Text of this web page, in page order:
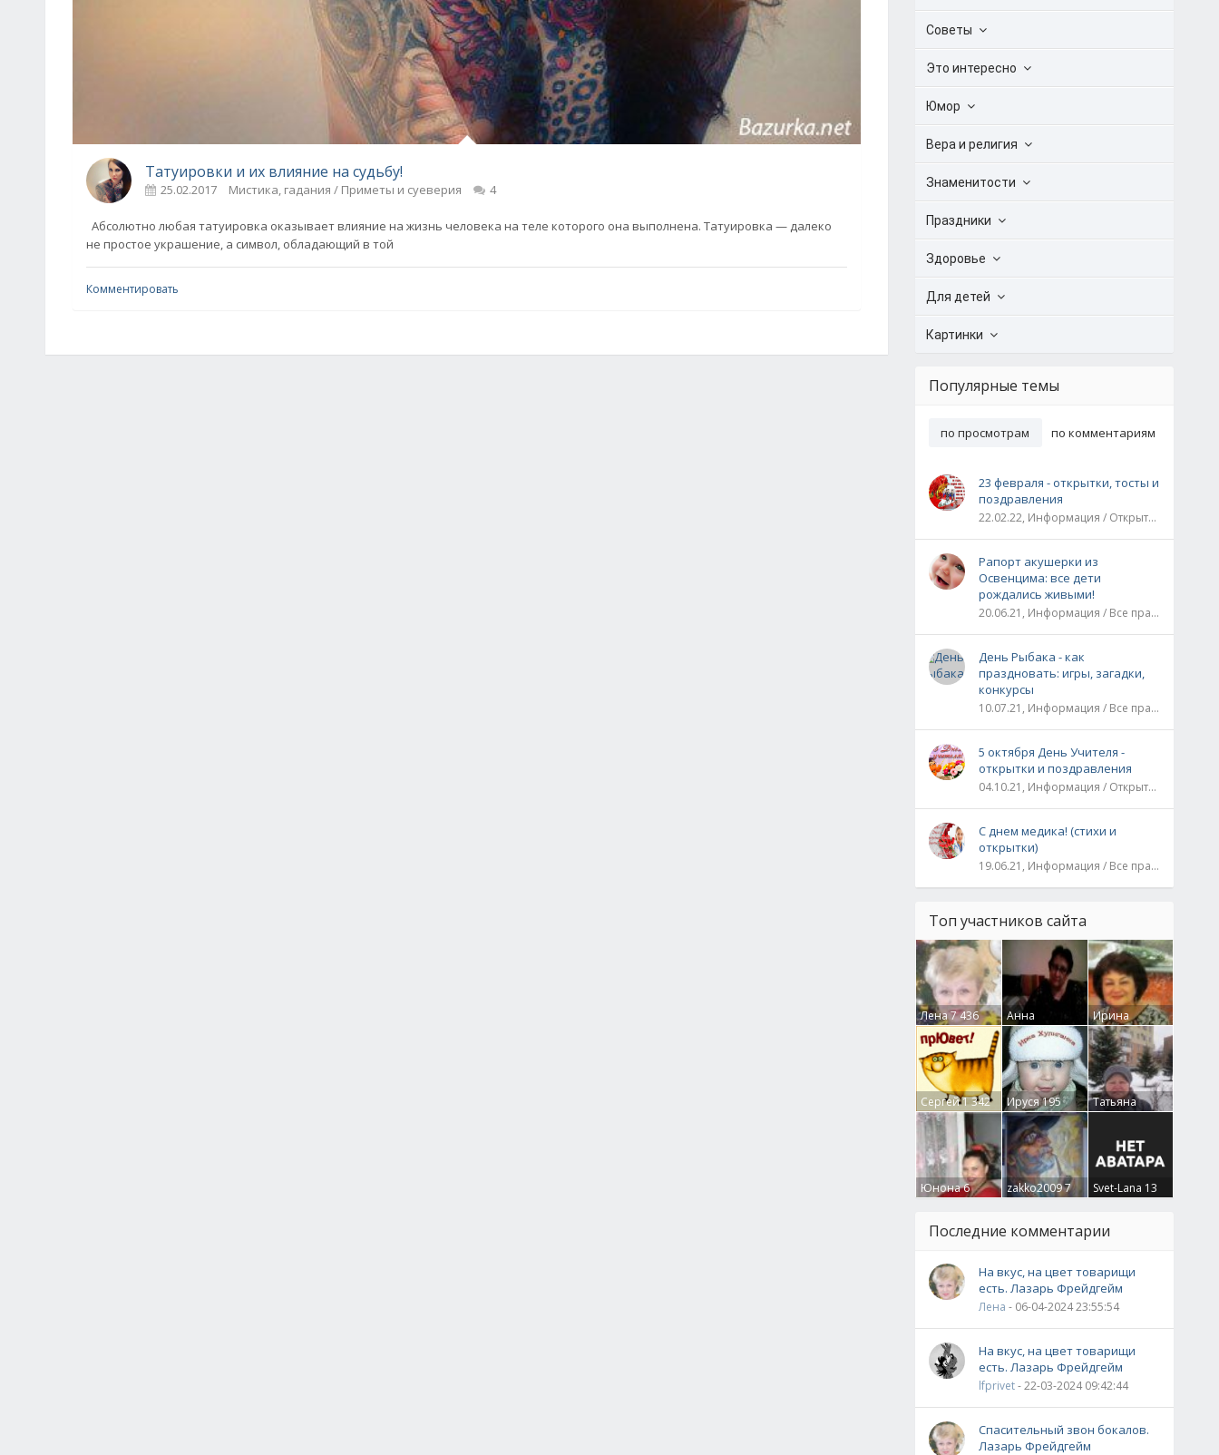
Татуировки и их влияние на судьбу!
25.02.2017 Мистика, гадания / Приметы и суеверия 4
Абсолютно любая татуировка оказывает влияние на жизнь человека на теле которого она выполнена. Татуировка — далеко
не простое украшение, а символ, обладающий в той
Комментировать
Советы
Это интересно
Юмор
Вера и религия
Знаменитости
Праздники
Здоровье
Для детей
Картинки
Популярные темы
по просмотрам по комментариям
23 февраля - открытки, тосты и
поздравления
22.02.22, Информация / Открытки / Все праздники
Рапорт акушерки из
Освенцима: все дети
рождались живыми!
20.06.21, Информация / Все праздники / Рассказы и истории
День Рыбака - как
праздновать: игры, загадки,
конкурсы
10.07.21, Информация / Все праздники
5 октября День Учителя -
открытки и поздравления
04.10.21, Информация / Открытки / Все праздники
С днем медика! (стихи и
открытки)
19.06.21, Информация / Все праздники
Топ участников сайта
Лена7 436
Анна
Гумлевая0
Ирина
Бруцкая41
Сергей1 342 Ируся195
Татьяна
Крючкова0
Юнона6 zakko20097 Svet-Lana 13
Последние комментарии
На вкус, на цвет товарищи
есть. Лазарь Фрейдгейм
Лена - 06-04-2024 23:55:54
На вкус, на цвет товарищи
есть. Лазарь Фрейдгейм
lfprivet- 22-03-2024 09:42:44
Спасительный звон бокалов.
Лазарь Фрейдгейм